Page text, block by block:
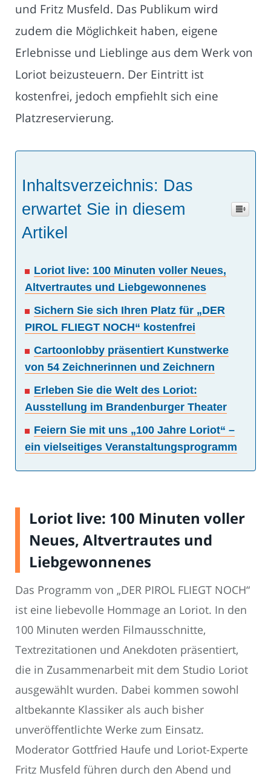
und Fritz Musfeld. Das Publikum wird
zudem die Möglichkeit haben, eigene
Erlebnisse und Lieblinge aus dem Werk von
Loriot beizusteuern. Der Eintritt ist
kostenfrei, jedoch empfiehlt sich eine
Platzreservierung.
Inhaltsverzeichnis: Das
erwartet Sie in diesem
Artikel
Loriot live: 100 Minuten voller Neues,
Altvertrautes und Liebgewonnenes
Sichern Sie sich Ihren Platz für „DER
PIROL FLIEGT NOCH“ kostenfrei
Cartoonlobby präsentiert Kunstwerke
von 54 Zeichnerinnen und Zeichnern
Erleben Sie die Welt des Loriot:
Ausstellung im Brandenburger Theater
Feiern Sie mit uns „100 Jahre Loriot“ –
ein vielseitiges Veranstaltungsprogramm
Loriot live: 100 Minuten voller
Neues, Altvertrautes und
Liebgewonnenes
Das Programm von „DER PIROL FLIEGT NOCH“
ist eine liebevolle Hommage an Loriot. In den
100 Minuten werden Filmausschnitte,
Textrezitationen und Anekdoten präsentiert,
die in Zusammenarbeit mit dem Studio Loriot
ausgewählt wurden. Dabei kommen sowohl
altbekannte Klassiker als auch bisher
unveröffentlichte Werke zum Einsatz.
Moderator Gottfried Haufe und Loriot-Experte
Fritz Musfeld führen durch den Abend und